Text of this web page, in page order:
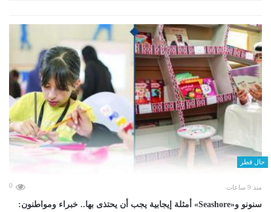
حال قطر
منذ 9 ساعات 0
سنونو و«Seashore» أمثلة إيجابية يجب أن يحتذى بها.. خبراء ومواطنون: